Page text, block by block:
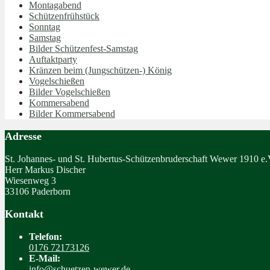
Montagabend
Schützenfrühstück
Sonntag
Samstag
Bilder Schützenfest-Samstag
Auftaktparty
Kränzen beim (Jungschützen-) König
Vogelschießen
Bilder Vogelschießen
Kommersabend
Bilder Kommersabend
Adresse
St. Johannes- und St. Hubertus-Schützenbruderschaft Wewer 1910
Herr Markus Discher
Wiesenweg 3
33106 Paderborn
Kontakt
Telefon:
0176 72173126
E-Mail: